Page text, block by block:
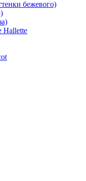
бежевого)
Hallette